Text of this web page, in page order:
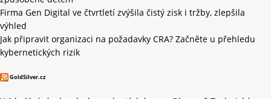
Firma Gen Digital ve čtvrtletí zvýšila čistý zisk i tržby, zlepšila
výhled
Jak připravit organizaci na požadavky CRA? Začněte u přehledu
kybernetických rizik
GoldSilver.cz